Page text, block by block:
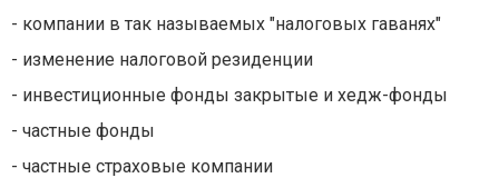
- компании в так называемых "налоговых гаванях"
- изменение налоговой резиденции
- инвестиционные фонды закрытые и хедж-фонды
- частные фонды
- частные страховые компании